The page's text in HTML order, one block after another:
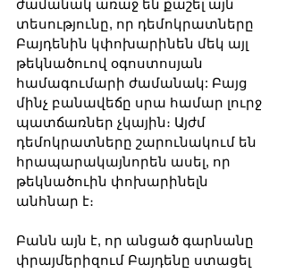
ժամանակ առաջ են քաշել այն
տեսությունը, որ դեմոկրատները
Բայդենին կփոխարինեն մեկ այլ
թեկնածուով օգոստոսյան
համագումարի ժամանակ: Բայց
մինչ բանավեճը սրա համար լուրջ
պատճառներ չկային։ Այժմ
դեմոկրատները շարունակում են
հրապարակայնորեն ասել, որ
թեկնածուին փոխարինելն
անհնար է։
Բանն այն է, որ անցած գարնանը
փրայմերիզում Բայդենը ստացել